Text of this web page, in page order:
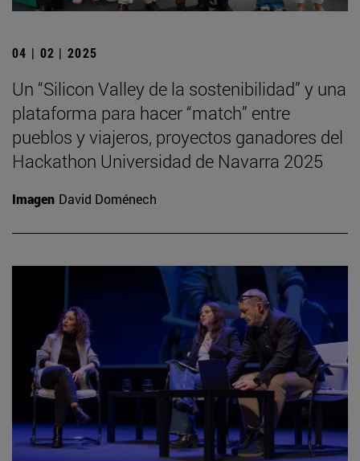
04 | 02 | 2025
Un “Silicon Valley de la sostenibilidad” y una
plataforma para hacer “match” entre
pueblos y viajeros, proyectos ganadores del
Hackathon Universidad de Navarra 2025
Imagen David Doménech